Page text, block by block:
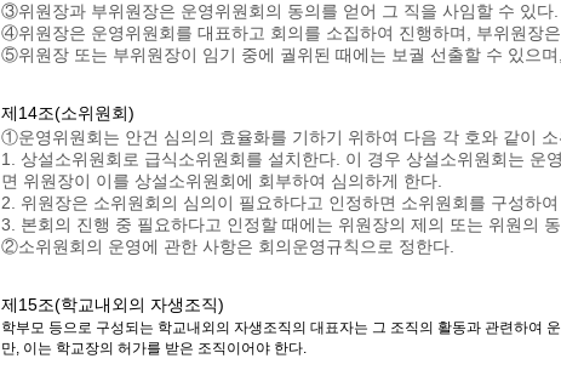
③위원장과 부위원장은 운영위원회의 동의를 얻어 그 직을 사임할 수 있다.
④위원장은 운영위원회를 대표하고 회의를 소집하여 진행하며, 부위원장
⑤위원장 또는 부위원장이 임기 중에 궐위된 때에는 보궐 선출할 수 있으
제14조(소위원회)
①운영위원회는 안건 심의의 효율화를 기하기 위하여 다음 각 호와 같이 소
1. 상설소위원회로 급식소위원회를 설치한다. 이 경우 상설소위원회는 운
면 위원장이 이를 상설소위원회에 회부하여 심의하게 한다.
2. 위원장은 소위원회의 심의이 필요하다고 인정하면 소위원회를 구성하
3. 본회의 진행 중 필요하다고 인정할 때에는 위원장의 제의 또는 위원의
②소위원회의 운영에 관한 사항은 회의운영규칙으로 정한다.
제15조(학교내외의 자생조직)
학부모 등으로 구성되는 학교내외의 자생조직의 대표자는 그 조직의 활동과 관련하여
만, 이는 학교장의 허가를 받은 조직이어야 한다.